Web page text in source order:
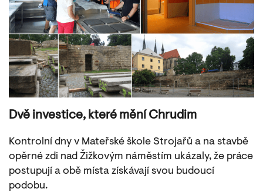
Dvě investice, které mění Chrudim
Kontrolní dny v Mateřské škole Strojařů a na stavbě
opěrné zdi nad Žižkovým náměstím ukázaly, že práce
postupují a obě místa získávají svou budoucí
podobu.